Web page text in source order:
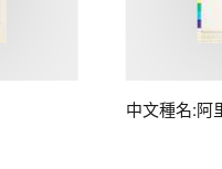
中文種名:阿